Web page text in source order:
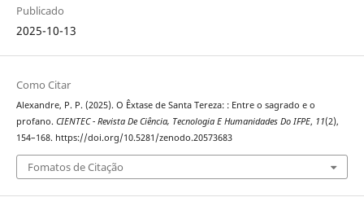
Publicado
2025-10-13
Como Citar
Alexandre, P. P. (2025). O Êxtase de Santa Tereza: : Entre o sagrado e o
profano. CIENTEC - Revista De Ciência, Tecnologia E Humanidades Do IFPE, 11(2),
154–168. https://doi.org/10.5281/zenodo.20573683
Fomatos de Citação